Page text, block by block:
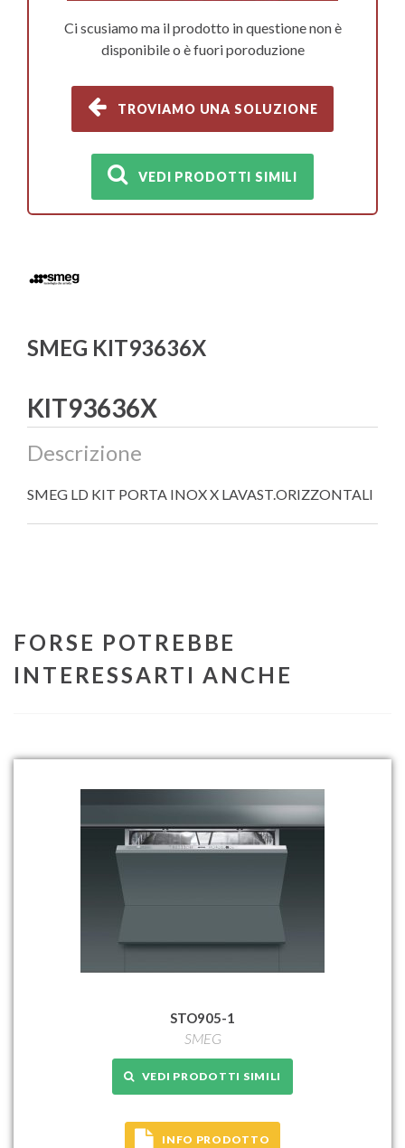
Ci scusiamo ma il prodotto in questione non è
disponibile o è fuori poroduzione
TROVIAMO UNA SOLUZIONE
VEDI PRODOTTI SIMILI
SMEG KIT93636X
KIT93636X
Descrizione
SMEG LD KIT PORTA INOX X LAVAST.ORIZZONTALI
FORSE POTREBBE
INTERESSARTI ANCHE
STO905-1
SMEG
VEDI PRODOTTI SIMILI
INFO PRODOTTO